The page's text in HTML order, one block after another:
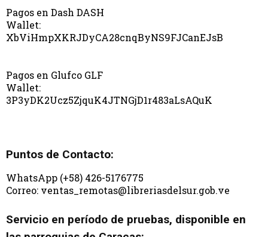
Pagos en Dash DASH
Wallet:
XbViHmpXKRJDyCA28cnqByNS9FJCanEJsB
Pagos en Glufco GLF
Wallet:
3P3yDK2Ucz5ZjquK4JTNGjD1r483aLsAQuK
Puntos de Contacto:
WhatsApp (+58) 426-5176775
Correo: ventas_remotas@libreriasdelsur.gob.ve
Servicio en período de pruebas, disponible en